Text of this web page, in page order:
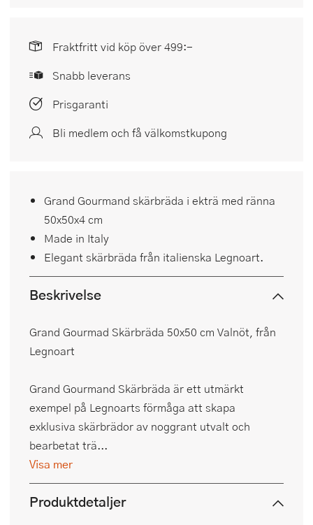
Fraktfritt vid köp över 499:-
Snabb leverans
Prisgaranti
Bli medlem och få välkomstkupong
Grand Gourmand skärbräda i ekträ med ränna
50x50x4 cm
Made in Italy
Elegant skärbräda från italienska Legnoart.
Beskrivelse
Grand Gourmad Skärbräda 50x50 cm Valnöt, från
Legnoart
Grand Gourmand Skärbräda är ett utmärkt
exempel på Legnoarts förmåga att skapa
exklusiva skärbrädor av noggrant utvalt och
bearbetat trä...
Visa mer
Produktdetaljer